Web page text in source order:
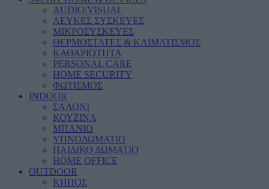
AUDIO/VISUAL
ΛΕΥΚΕΣ ΣΥΣΚΕΥΕΣ
ΜΙΚΡΟΣΥΣΚΕΥΕΣ
ΘΕΡΜΟΣΤΑΤΕΣ & ΚΛΙΜΑΤΙΣΜΟΣ
ΚΑΘΑΡΙΟΤΗΤΑ
PERSONAL CARE
HOME SECURITY
ΦΩΤΙΣΜΟΣ
INDOOR
ΣΑΛΟΝΙ
ΚΟΥΖΙΝΑ
ΜΠΑΝΙΟ
ΥΠΝΟΔΩΜΑΤΙΟ
ΠΑΙΔΙΚΟ ΔΩΜΑΤΙΟ
HOME OFFICE
OUTDOOR
ΚΗΠΟΣ